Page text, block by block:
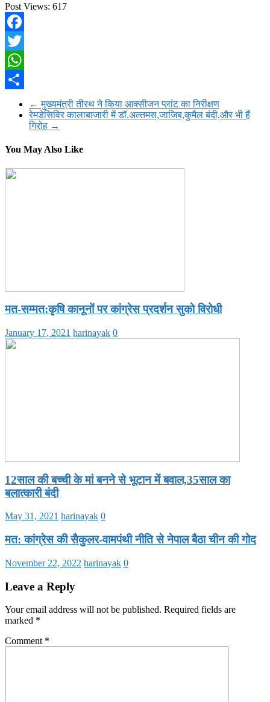
Post Views: 617
Facebook
Twitter
WhatsApp
← मुख्यमंत्री तीरथ ने किया आक्सीजन प्लांट का निरीक्षण
रेमडेसिविर कालाबाजारी में डॉ.अल्तमस,जाजिब,कुमैल बंदी,और भी हैं
गिरोह →
You May Also Like
मत-सम्मत:कृषि कानूनों पर कांग्रेस प्रदर्शन सुको विरोधी
January 17, 2021 harinayak 0
12साल की बच्ची के मां बनने से भूटान में बवाल,35साल का
बलात्कारी बंदी
May 31, 2021 harinayak 0
मत: कांग्रेस की सैकुलर-वामपंथी नीति से नेपाल बैठा चीन की गोद
November 22, 2022 harinayak 0
Leave a Reply
Your email address will not be published. Required fields are
marked *
Comment *